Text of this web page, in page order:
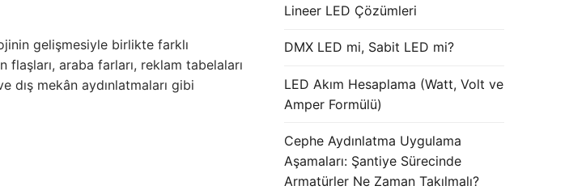
gelişmesiyle birlikte farklı
flaşları, araba farları, reklam tabelaları
dış mekân aydınlatmaları gibi
Lineer LED Çözümleri
DMX LED mi, Sabit LED mi?
LED Akım Hesaplama (Watt, Volt ve
Amper Formülü)
Cephe Aydınlatma Uygulama
Aşamaları: Şantiye Sürecinde
Armatürler Ne Zaman Takılmalı?